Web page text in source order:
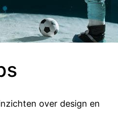
over design en